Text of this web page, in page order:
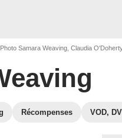
Samara Weaving, Claudia
Récompenses VOD,